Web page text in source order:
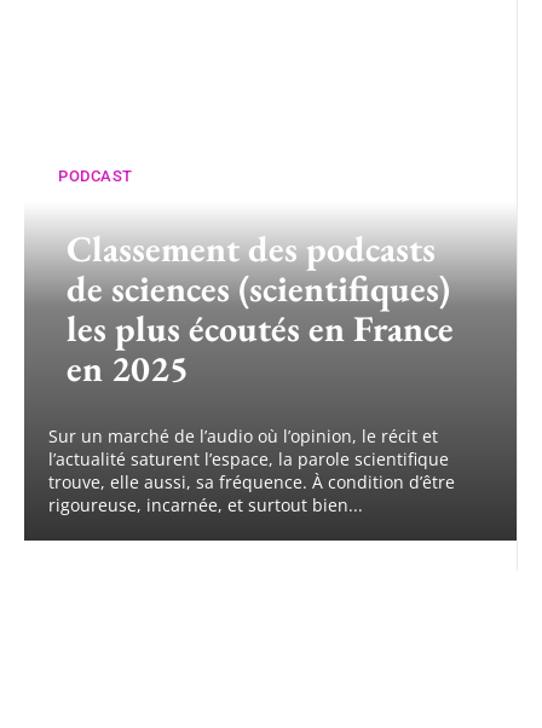
PODCAST
Classement des podcasts
de sciences (scientifiques)
les plus écoutés en France
en 2025
Sur un marché de l’audio où l’opinion, le récit et
l’actualité saturent l’espace, la parole scientifique
trouve, elle aussi, sa fréquence. À condition d’être
rigoureuse, incarnée, et surtout bien...